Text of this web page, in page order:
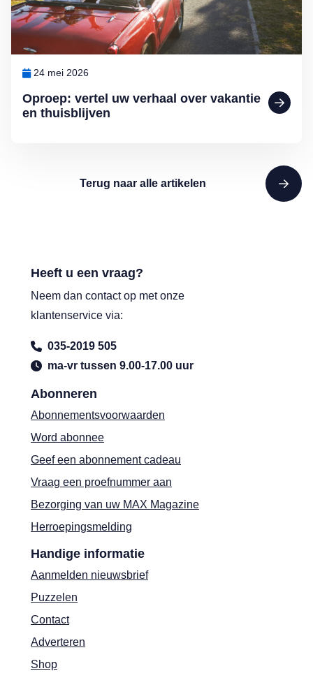
Oproep: vertel uw verhaal over vakantie
en thuisblijven
24 mei 2026
Terug naar alle artikelen
Abonneren
Abonnementsvoorwaarden
Word abonnee
Geef een abonnement cadeau
Vraag een proefnummer aan
Bezorging van uw MAX Magazine
Herroepingsmelding
Handige informatie
Aanmelden nieuwsbrief
Puzzelen
Contact
Adverteren
Shop
Heeft u een vraag?
Neem dan contact op met onze
klantenservice via:
035-2019 505
ma-vr tussen 9.00-17.00 uur